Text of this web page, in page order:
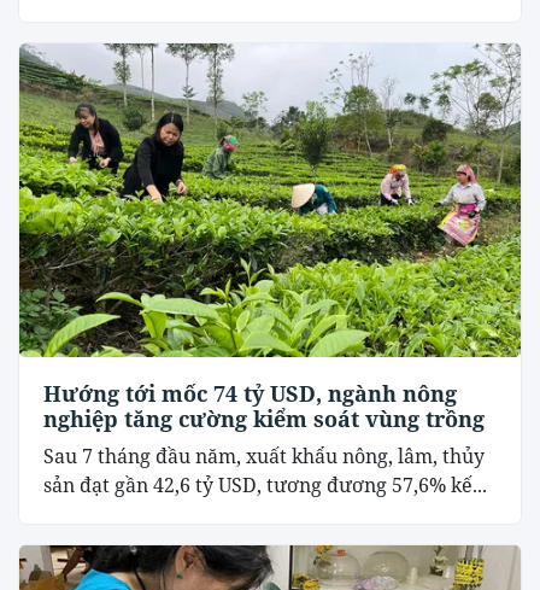
Hướng tới mốc 74 tỷ USD, ngành nông
nghiệp tăng cường kiểm soát vùng trồng
Sau 7 tháng đầu năm, xuất khẩu nông, lâm, thủy
sản đạt gần 42,6 tỷ USD, tương đương 57,6% kế...